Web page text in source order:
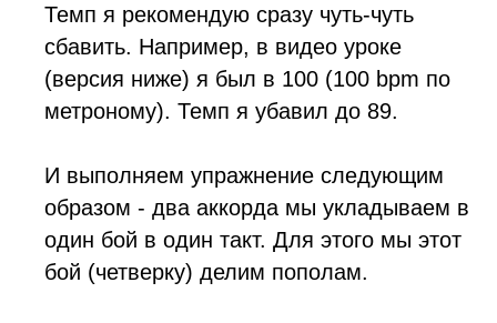
Темп я рекомендую сразу чуть-чуть
сбавить. Например, в видео уроке
(версия ниже) я был в 100 (100 bpm по
метроному). Темп я убавил до 89.
И выполняем упражнение следующим
образом - два аккорда мы укладываем в
один бой в один такт. Для этого мы этот
бой (четверку) делим пополам.